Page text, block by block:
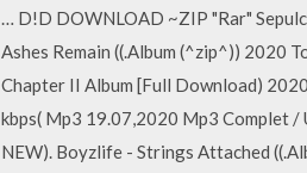
… D!D DOWNLOAD ~ZIP "Rar"
Ashes Remain ((.Album (^zip^)) 2020
Chapter II Album [Full Download)
kbps( Mp3 19.07,2020 Mp3 Complet /
NEW). Boyzlife - Strings Attached